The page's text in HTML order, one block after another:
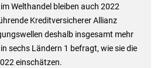
Welthandel bleiben auch 2022
Kreditversicherer Allianz
deshalb insgesamt mehr
sechs Ländern 1 befragt, wie sie die
einschätzen.